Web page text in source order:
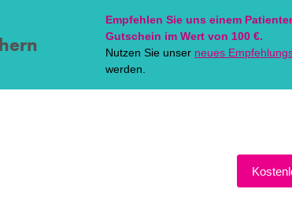
Empfehlen Sie uns einem
Gutschein im Wert von 100 €.
Nutzen Sie unser neues
werden.